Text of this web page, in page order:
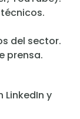
del sector.
prensa.
LinkedIn y